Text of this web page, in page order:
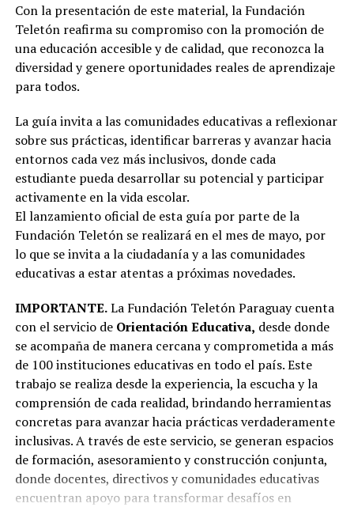
Con la presentación de este material, la Fundación
Teletón reafirma su compromiso con la promoción de
una educación accesible y de calidad, que reconozca la
diversidad y genere oportunidades reales de aprendizaje
para todos.
La guía invita a las comunidades educativas a reflexionar
sobre sus prácticas, identificar barreras y avanzar hacia
entornos cada vez más inclusivos, donde cada
estudiante pueda desarrollar su potencial y participar
activamente en la vida escolar.
El lanzamiento oficial de esta guía por parte de la
Fundación Teletón se realizará en el mes de mayo, por
lo que se invita a la ciudadanía y a las comunidades
educativas a estar atentas a próximas novedades.
IMPORTANTE.La Fundación Teletón Paraguay cuenta
con el servicio de Orientación Educativa, desde donde
se acompaña de manera cercana y comprometida a más
de 100 instituciones educativas en todo el país. Este
trabajo se realiza desde la experiencia, la escucha y la
comprensión de cada realidad, brindando herramientas
concretas para avanzar hacia prácticas verdaderamente
inclusivas. A través de este servicio, se generan espacios
de formación, asesoramiento y construcción conjunta,
donde docentes, directivos y comunidades educativas
encuentran apoyo para transformar desafíos en